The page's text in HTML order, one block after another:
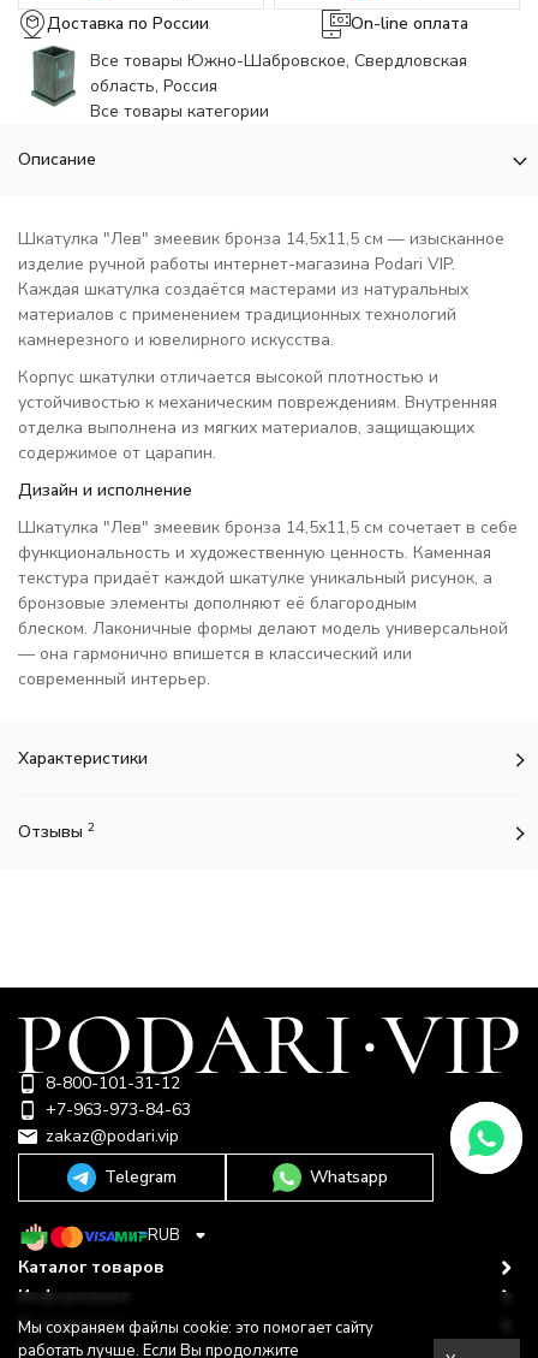
Доставка по России
On-line оплата
Все товары Южно-Шабровское, Свердловская
область, Россия
Все товары категории
Описание
Шкатулка "Лев" змеевик бронза 14,5х11,5 см — изысканное
изделие ручной работы интернет-магазина Podari VIP.
Каждая шкатулка создаётся мастерами из натуральных
материалов с применением традиционных технологий
камнерезного и ювелирного искусства.
Корпус шкатулки отличается высокой плотностью и
устойчивостью к механическим повреждениям. Внутренняя
отделка выполнена из мягких материалов, защищающих
содержимое от царапин.
Дизайн и исполнение
Шкатулка "Лев" змеевик бронза 14,5х11,5 см сочетает в себе
функциональность и художественную ценность. Каменная
текстура придаёт каждой шкатулке уникальный рисунок, а
бронзовые элементы дополняют её благородным
блеском. Лаконичные формы делают модель универсальной
— она гармонично впишется в классический или
современный интерьер.
Характеристики
Отзывы 2
8-800-101-31-12
+7-963-973-84-63
zakaz@podari.vip
Telegram
Whatsapp
RUB
Каталог товаров
Информация
Покупателю
Политика персональных данных
Мы сохраняем файлы cookie: это помогает сайту
работать лучше. Если Вы продолжите